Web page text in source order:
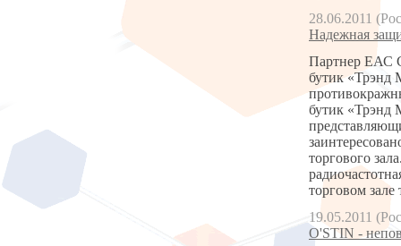
28.06.2011
Надежная
Партнер ЕАС
бутик «Трэнд
бутик «Трэнд
торгового
торговом
19.05.2011
O'STIN -